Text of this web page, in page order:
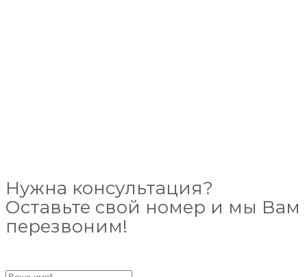
Нужна консультация?
Оставьте свой номер и мы Вам
перезвоним!